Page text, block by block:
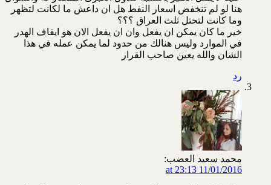
هنا لو لم تنخفض اسعار النفط هل ان داعش ما لكانت لتظهر
وما كانت لتحتل ثلث العراق ؟؟؟
خير ما كان يمكن ان يفعل وان ان يفعل الان هو ايقاف الهدر
في الموارد وليس هنالك من حدود لما يمكن عمله في هذا
الشان والله يعين صاحب القرار
رد
محمد سعيد العضب:
11/01/2016 at 23:13